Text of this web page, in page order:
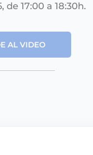
17:00 a 18:30h.
AL VIDEO